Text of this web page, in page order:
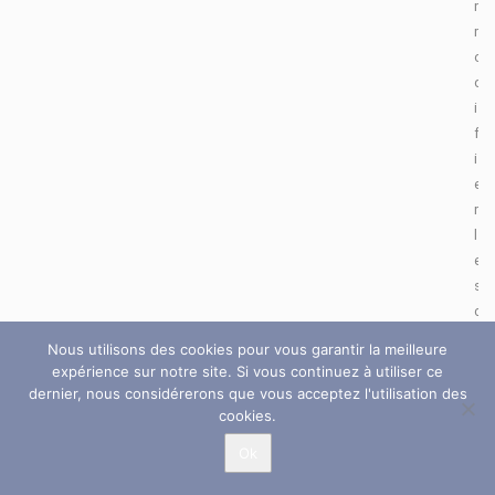
r
m
o
d
i
f
i
e
r
e
s
c
Nous utilisons des cookies pour vous garantir la meilleure
expérience sur notre site. Si vous continuez à utiliser ce
dernier, nous considérerons que vous acceptez l'utilisation des
cookies.